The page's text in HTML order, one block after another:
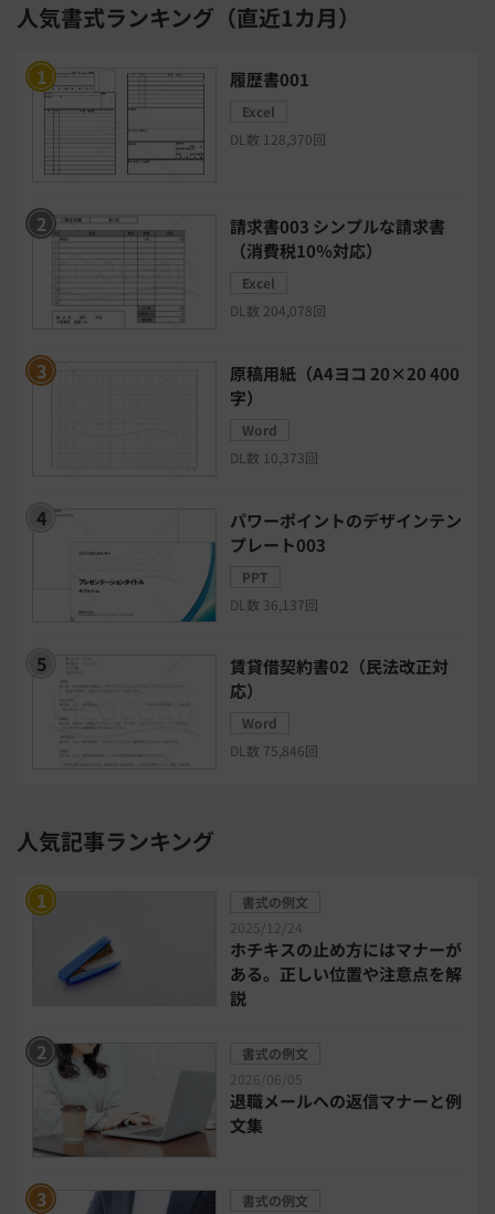
チャットボットツール
セキュリティシステム
安否確認(総務)システム 経費精算システム
日程調整システム
BIツール CTIシステム
クラウドPBX
モチベーション管理システム
リモートアクセスツール
電子請求書システム 人事評価システム
給与計算システム eラーニングシステム
勤怠管理システム
健康管理システム
電子契約システム 会計業務システム
2026年トレンド ビジネススキル
DX・デジタル化 電子帳簿保存法
人気書式ランキング（直近1カ月）
履歴書001
Excel
DL数 128,370回
請求書003 シンプルな請求書
（消費税10％対応）
Excel
DL数 204,078回
原稿用紙（A4ヨコ 20×20 400
字）
Word
DL数 10,373回
パワーポイントのデザインテン
プレート003
PPT
DL数 36,137回
賃貸借契約書02（民法改正対
応）
Word
DL数 75,846回
人気記事ランキング
書式の例文
2025/12/24
ホチキスの止め方にはマナーが
ある。正しい位置や注意点を解
説
書式の例文
2026/06/05
退職メールへの返信マナーと例
文集
書式の例文